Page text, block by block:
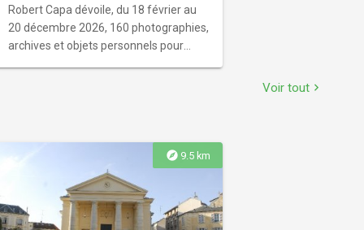
Robert Capa dévoile, du 18 février au
20 décembre 2026, 160 photographies,
archives et objets personnels pour
Voir tout chevron_right
explore 9.5 km